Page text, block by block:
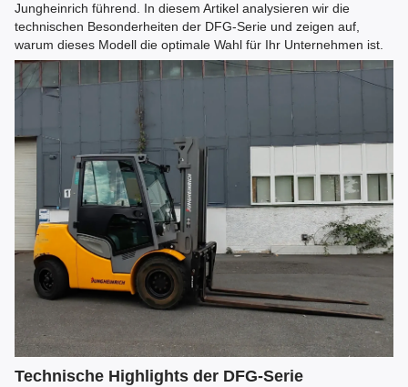
Jungheinrich führend. In diesem Artikel analysieren wir die
technischen Besonderheiten der DFG-Serie und zeigen auf,
warum dieses Modell die optimale Wahl für Ihr Unternehmen ist.
Technische Highlights der DFG-Serie